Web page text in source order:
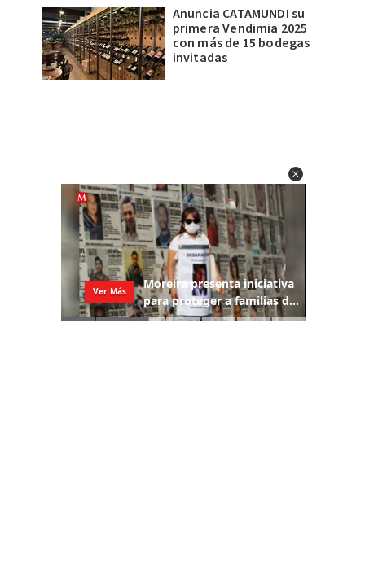
Anuncia CATAMUNDI su
primera Vendimia 2025
con más de 15 bodegas
invitadas